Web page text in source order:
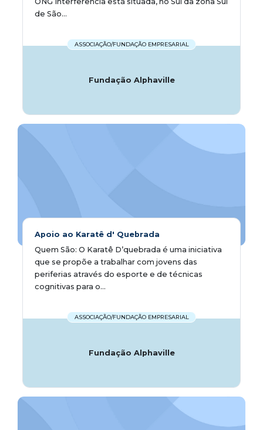
de São...
ASSOCIAÇÃO/FUNDAÇÃO EMPRESARIAL
Fundação Alphaville
Apoio ao Karatê d' Quebrada
Quem São: O Karatê D’quebrada é uma iniciativa
que se propõe a trabalhar com jovens das
periferias através do esporte e de técnicas
cognitivas para o...
ASSOCIAÇÃO/FUNDAÇÃO EMPRESARIAL
Fundação Alphaville